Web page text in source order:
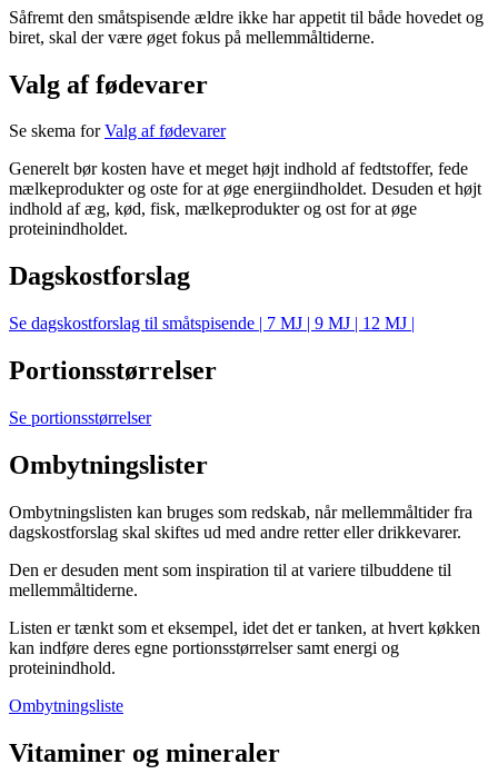
Såfremt den småtspisende ældre ikke har appetit til både hovedet og
biret, skal der være øget fokus på mellemmåltiderne.
Valg af fødevarer
Se skema forValg af fødevarer
Generelt bør kosten have et meget højt indhold af fedtstoffer, fede
mælkeprodukter og oste for at øge energiindholdet. Desuden et højt
indhold af æg, kød, fisk, mælkeprodukter og ost for at øge
proteinindholdet.
Dagskostforslag
Se dagskostforslag til småtspisende | 7 MJ | 9 MJ | 12 MJ |
Portionsstørrelser
Se portionsstørrelser
Ombytningslister
Ombytningslisten kan bruges som redskab, når mellemmåltider fra
dagskostforslag skal skiftes ud med andre retter eller drikkevarer.
Den er desuden ment som inspiration til at variere tilbuddene til
mellemmåltiderne.
Listen er tænkt som et eksempel, idet det er tanken, at hvert køkken
kan indføre deres egne portionsstørrelser samt energi og
proteinindhold.
Ombytningsliste
Vitaminer og mineraler